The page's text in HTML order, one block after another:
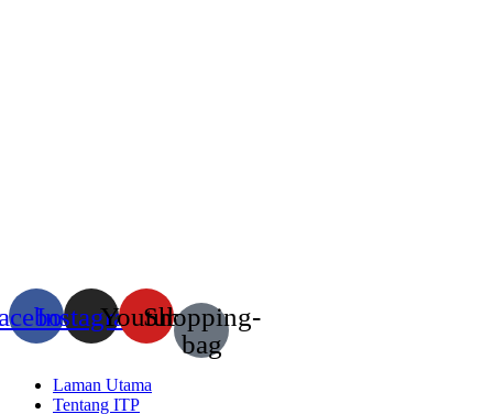
InstagramYoutube
Shopping-
bag
Laman Utama
Tentang ITP